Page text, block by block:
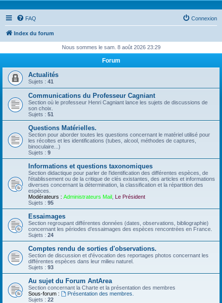
FAQ Connexion
Index du forum
Nous sommes le sam. 8 août 2026 23:29
Forum
Actualités
Sujets : 41
Communications du Professeur Cagniant
Section où le professeur Henri Cagniant lance les sujets de discussions de
son choix.
Sujets : 51
Questions Matérielles.
Section pour aborder toutes les questions concernant le matériel utilisé pour
les récoltes et les identifications (tubes, alcool, méthodes de captures,
binoculaire...)
Sujets : 9
Informations et questions taxonomiques
Section didactique pour parler de l'identification des différentes espèces, de
l'établissement ou de la critique de clés existantes, des articles et informations
diverses concernant la détermination, la classification et la répartition des
espèces.
Modérateurs : Administrateurs Mail Le Président
Sujets : 95
Essaimages
Section regroupant différentes données (dates, observations, bibliographie)
concernant les périodes d’essaimages des espèces rencontrées en France.
Sujets : 24
Comptes rendu de sorties d'observations.
Section de discussion et d'évocation des reportages photos concernant les
différentes espèces dans leur milieu naturel.
Sujets : 93
Au sujet du Forum AntArea
Section concernant la Charte et la présentation des membres
Sous-forum :
Présentation des membres.
Sujets : 22